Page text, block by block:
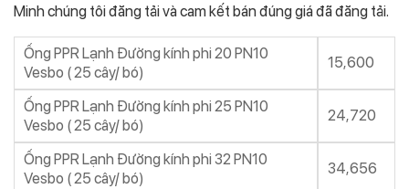
Minh chúng tôi đăng tải và cam kết bán đúng giá đã đăng tải.
Ống PPR Lạnh Đường kính phi 20 PN10
Vesbo ( 25 cây/ bó)
15,600
Ống PPR Lạnh Đường kính phi 25 PN10
Vesbo ( 25 cây/ bó)
24,720
Ống PPR Lạnh Đường kính phi 32 PN10
Vesbo ( 25 cây/ bó)
34,656